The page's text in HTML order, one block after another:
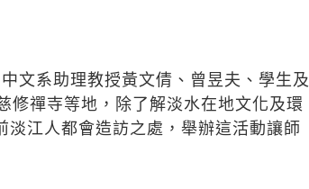
文系助理教授黃文倩、曾昱夫、學生及
修禪寺等地，除了解淡水在地文化及環
江人都會造訪之處，舉辦這活動讓師